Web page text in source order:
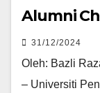
Alumni
31/12/2024
Oleh: Bazli
– Universiti